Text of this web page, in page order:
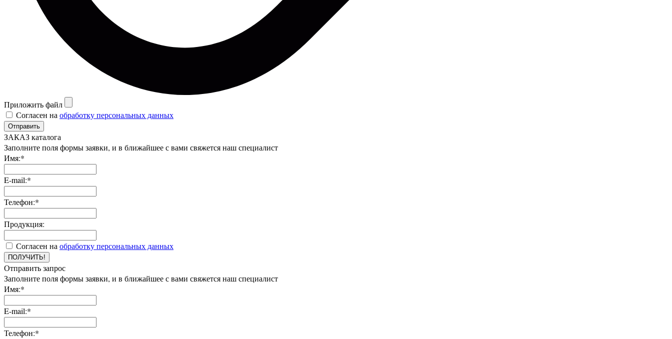
Приложить файл
Согласен на обработку персональных данных
Отправить
ЗАКАЗ каталога
Заполните поля формы заявки, и в ближайшее с вами свяжется наш специалист
Имя:*
E-mail:*
Телефон:*
Продукция:
Согласен на обработку персональных данных
ПОЛУЧИТЬ!
Отправить запрос
Заполните поля формы заявки, и в ближайшее с вами свяжется наш специалист
Имя:*
E-mail:*
Телефон:*